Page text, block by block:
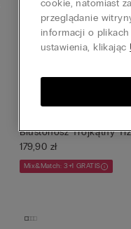
Koronkowy Biustonosz
179,90 zł
Mix&Match: 3+1 GRATIS
Biustonosz Trójkątny
179,90 zł
Mix&Match: 3+1 GRATIS
cookie, natomiast
przeglądanie
informacji o
ustawienia, klikając